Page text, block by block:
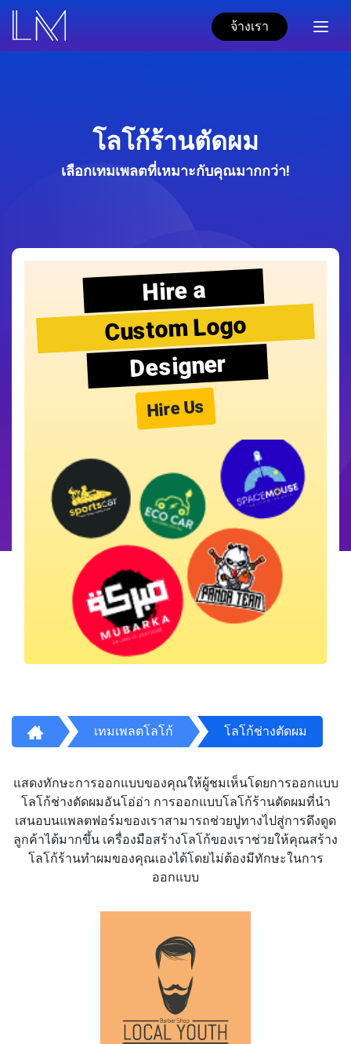
จ้างเรา
โลโก้ร้านตัดผม
เลือกเทมเพลตที่เหมาะกับคุณมากกว่า!
Hire a
Custom Logo
Designer
Hire Us
เทมเพลตโลโก้ โลโก้ช่างตัดผม
แสดงทักษะการออกแบบของคุณให้ผู้ชมเห็นโดยการออกแบบ
โลโก้ช่างตัดผมอันโอ่อ่า การออกแบบโลโก้ร้านตัดผมที่นำ
เสนอบนแพลตฟอร์มของเราสามารถช่วยปูทางไปสู่การดึงดูด
ลูกค้าได้มากขึ้น เครื่องมือสร้างโลโก้ของเราช่วยให้คุณสร้าง
โลโก้ร้านทำผมของคุณเองได้โดยไม่ต้องมีทักษะในการ
ออกแบบ